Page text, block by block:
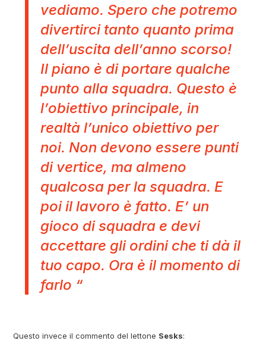
vediamo. Spero che potremo
divertirci tanto quanto prima
dell’uscita dell’anno scorso!
Il piano è di portare qualche
punto alla squadra. Questo è
l’obiettivo principale, in
realtà l’unico obiettivo per
noi. Non devono essere punti
di vertice, ma almeno
qualcosa per la squadra. E
poi il lavoro è fatto. E’ un
gioco di squadra e devi
accettare gli ordini che ti dà il
tuo capo. Ora è il momento di
farlo “
Questo invece il commento del lettone Sesks: